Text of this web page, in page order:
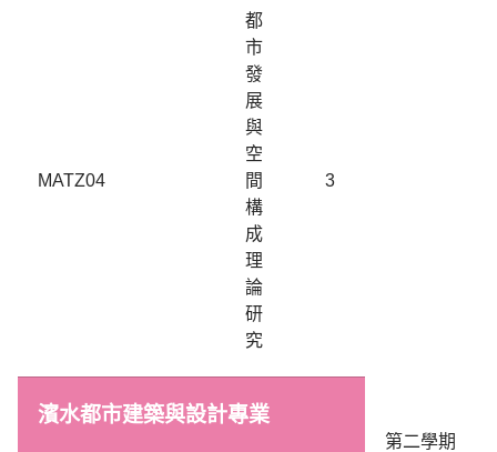
第二學期
MATZ04
都
市
發
展
與
空
間
構
成
理
論
研
究
3
濱水都市建築與設計專業